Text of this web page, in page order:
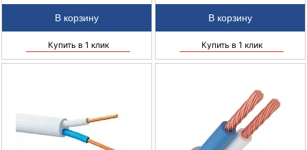
Купить в 1 клик Купить в 1 клик